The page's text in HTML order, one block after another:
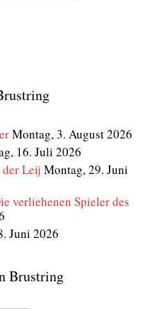
Montag, 3. August 2026
16. Juli 2026
Leij Montag, 29. Juni
verliehenen Spieler des
Juni 2026
Brustring